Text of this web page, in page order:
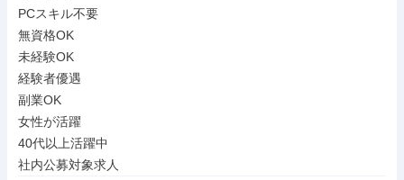
PCスキル不要
無資格OK
未経験OK
経験者優遇
副業OK
女性が活躍
40代以上活躍中
社内公募対象求人